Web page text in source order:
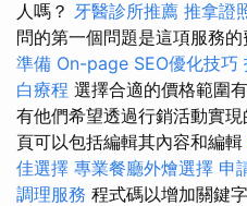
人嗎？ 牙醫診所推薦 推拿證
問的第一個問題是這項服務的
準備 On-page SEO優化技巧
白療程 選擇合適的價格範圍
有他們希望透過行銷活動實
頁可以包括編輯其內容和編輯
佳選擇 專業餐廳外燴選擇 申
調理服務 程式碼以增加關鍵